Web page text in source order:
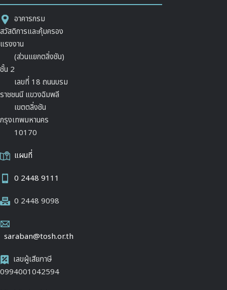
อาคารกรม
สวัสดิการและคุ้มครอง
แรงงาน
(ส่วนแยกตลิ่งชัน)
ชั้น 2
เลขที่ 18 ถนนบรม
ราชชนนี แขวงฉิมพลี
เขตตลิ่งชัน
กรุงเทพมหานคร
10170
แผนที่
0 2448 9111
0 2448 9098
saraban@tosh.or.th
เลขผู้เสียภาษี
0994001042594